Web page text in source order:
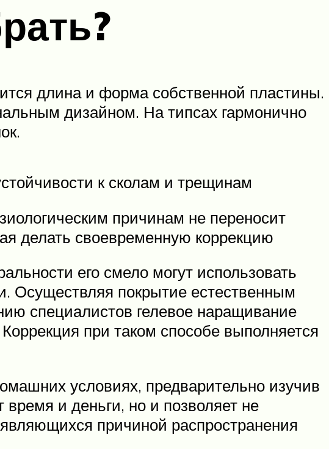
длина и форма собственной пластины.
дизайном. На типсах гармонично
к сколам и трещинам
причинам не переносит
делать своевременную коррекцию
его смело могут использовать
Осуществляя покрытие естественным
специалистов гелевое наращивание
при таком способе выполняется
условиях, предварительно изучив
и деньги, но и позволяет не
причиной распространения